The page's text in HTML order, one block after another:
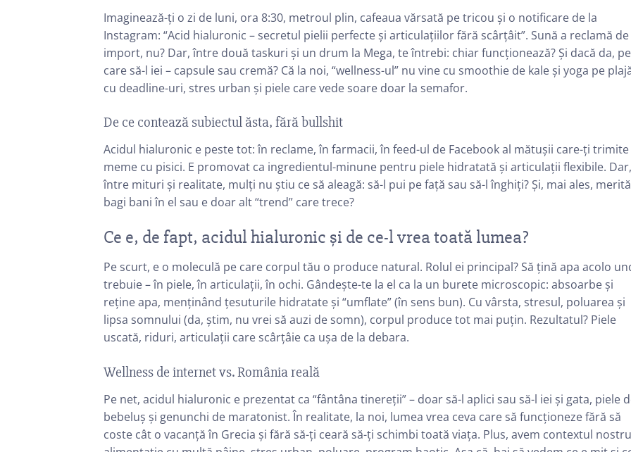
Imaginează-ți o zi de luni, ora 8:30, metroul plin, cafeaua vărsată pe tricou și o notificare de la
Instagram: “Acid hialuronic – secretul pielii perfecte și articulațiilor fără scârțâit”. Sună a reclamă de
import, nu? Dar, între două taskuri și un drum la Mega, te întrebi: chiar funcționează? Și dacă da, pe
care să-l iei – capsule sau cremă? Că la noi, “wellness-ul” nu vine cu smoothie de kale și yoga pe
cu deadline-uri, stres urban și piele care vede soare doar la semafor.
De ce contează subiectul ăsta, fără bullshit
Acidul hialuronic e peste tot: în reclame, în farmacii, în feed-ul de Facebook al mătușii care-ți trimite
meme cu pisici. E promovat ca ingredientul-minune pentru piele hidratată și articulații flexibile. Dar,
între mituri și realitate, mulți nu știu ce să aleagă: să-l pui pe față sau să-l înghiți? Și, mai ales,
bagi bani în el sau e doar alt “trend” care trece?
Ce e, de fapt, acidul hialuronic și de ce-l vrea toată lumea?
Pe scurt, e o moleculă pe care corpul tău o produce natural. Rolul ei principal? Să țină apa acolo
trebuie – în piele, în articulații, în ochi. Gândește-te la el ca la un burete microscopic: absoarbe și
reține apa, menținând țesuturile hidratate și “umflate” (în sens bun). Cu vârsta, stresul, poluarea și
lipsa somnului (da, știm, nu vrei să auzi de somn), corpul produce tot mai puțin. Rezultatul? Piele
uscată, riduri, articulații care scârțâie ca ușa de la debara.
Wellness de internet vs. România reală
Pe net, acidul hialuronic e prezentat ca “fântâna tinereții” – doar să-l aplici sau să-l iei și gata, piele
bebeluș și genunchi de maratonist. În realitate, la noi, lumea vrea ceva care să funcționeze fără să
coste cât o vacanță în Grecia și fără să-ți ceară să-ți schimbi toată viața. Plus, avem contextul